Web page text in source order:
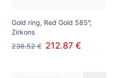
Gold ring, Red Gold 585°,
Zirkons
236.52 € 212.87 €